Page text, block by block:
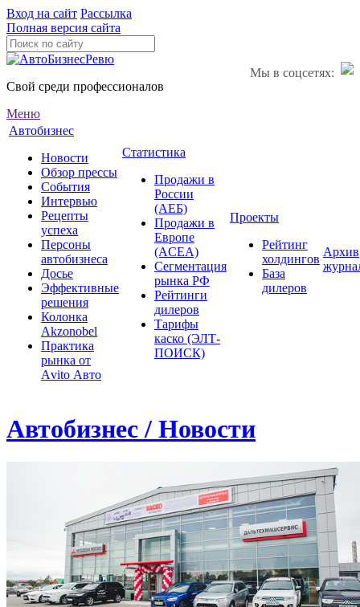
Вход на сайт Рассылка
Полная версия сайта
Мы в соцсетях:
Свой среди профессионалов
Меню
Автобизнес
Новости
Обзор прессы
События
Интервью
Рецепты
успеха
Персоны
автобизнеса
Досье
Эффективные
решения
Колонка
Akzonobel
Практика
рынка от
Аvito Авто
Статистика
Продажи в
России
(АЕБ)
Продажи в
Европе
(ACEA)
Сегментация
рынка РФ
Рейтинги
дилеров
Тарифы
каско (ЭЛТ-
ПОИСК)
Проекты
Рейтинг
холдингов
База
дилеров
Архив
Автобизнес / Новости